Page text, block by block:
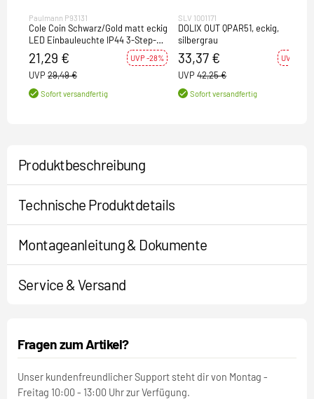
Paulmann P93131
Cole Coin Schwarz/Gold matt eckig
LED Einbauleuchte IP44 3-Step-
Dim 2700K 470lm 230V
21,29 € UVP -28%
UVP 29,49 €
Sofort versandfertig
SLV 1001171
DOLIX OUT QPAR51, eckig,
silbergrau
33,37 € UVP -21%
UVP 42,25 €
Sofort versandfertig
Produktbeschreibung
Technische Produktdetails
Montageanleitung & Dokumente
Service & Versand
Fragen zum Artikel?
Unser kundenfreundlicher Support steht dir von Montag -
Freitag 10:00 - 13:00 Uhr zur Verfügung.